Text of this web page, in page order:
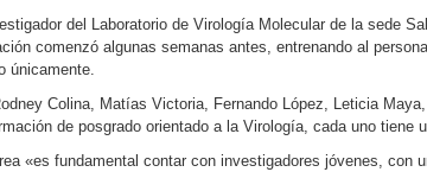
del Laboratorio de Virología Molecular de la sede
comenzó algunas semanas antes, entrenando al
únicamente.
Colina, Matías Victoria, Fernando López, Leticia
de posgrado orientado a la Virología, cada uno tiene
«es fundamental contar con investigadores jóvenes,